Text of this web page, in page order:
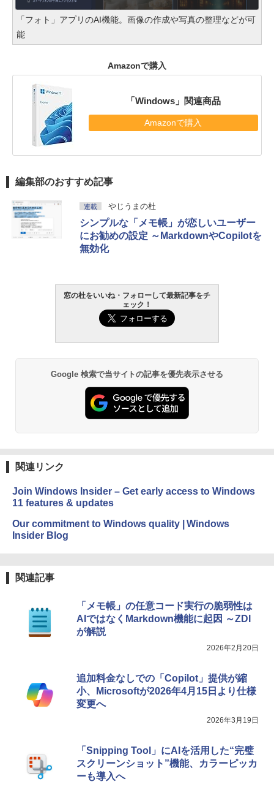
「フォト」アプリのAI機能。画像の作成や写真の整理などが可
能
Amazonで購入
「Windows」関連商品
Amazonで購入
編集部のおすすめ記事
連載 やじうまの杜
シンプルな「メモ帳」が恋しいユーザー
にお勧めの設定 ～MarkdownやCopilotを
無効化
窓の杜をいいね・フォローして最新記事をチ
ェック！
Google 検索で当サイトの記事を優先表示させる
関連リンク
Join Windows Insider – Get early access to Windows
11 features & updates
Our commitment to Windows quality | Windows
Insider Blog
関連記事
「メモ帳」の任意コード実行の脆弱性は
AIではなくMarkdown機能に起因 ～ZDI
が解説
2026年2月20日
追加料金なしでの「Copilot」提供が縮
小、Microsoftが2026年4月15日より仕様
変更へ
2026年3月19日
「Snipping Tool」にAIを活用した“完璧
スクリーンショット”機能、カラーピッカ
ーも導入へ